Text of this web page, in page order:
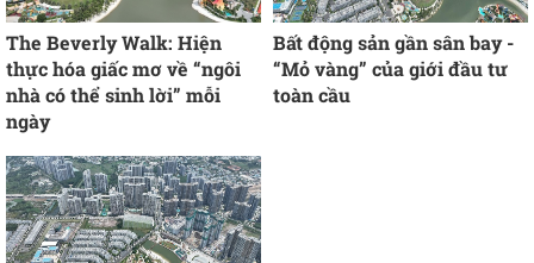
The Beverly Walk: Hiện
thực hóa giấc mơ về “ngôi
nhà có thể sinh lời” mỗi
ngày
Bất động sản gần sân bay -
“Mỏ vàng” của giới đầu tư
toàn cầu